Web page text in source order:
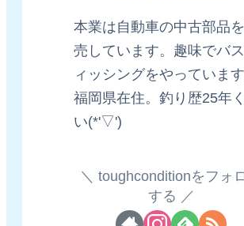
本業は自動車の中古部品
売しています。趣味でバ
ィッシングをやっています
福岡県在住。釣り歴25年
い(*'▽')
toughconditionをフォ
する